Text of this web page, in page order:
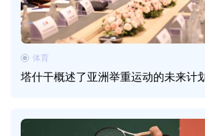
塔什干概述了亚洲举重运动的未来计
体育